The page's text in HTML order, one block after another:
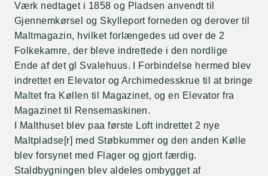
Værk nedtaget i 1858 og Pladsen anvendt til
Gjennemkørsel og Skylleport forneden og derover til
Maltmagazin, hvilket forlængedes ud over de 2
Folkekamre, der bleve indrettede i den nordlige
Ende af det gl Svalehuus. I Forbindelse hermed blev
indrettet en Elevator og Archimedesskrue til at bringe
Maltet fra Køllen til Magazinet, og en Elevator fra
Magazinet til Rensemaskinen.
I Malthuset blev paa første Loft indrettet 2 nye
Maltpladse[r] med Støbkummer og den anden Kølle
blev forsynet med Flager og gjort færdig.
Staldbygningen blev aldeles ombygget af